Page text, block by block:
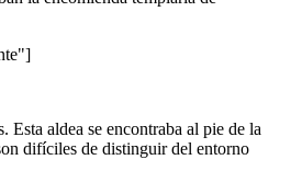
Esta aldea se encontraba al pie de la
difíciles de distinguir del entorno